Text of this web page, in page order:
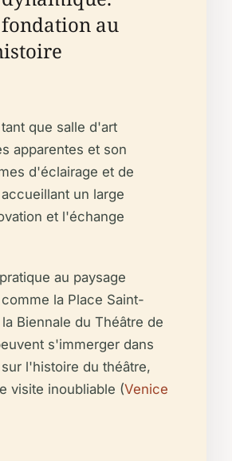
au
que salle d'art
apparentes et son
d'éclairage et de
un large
et l'échange
au paysage
la Place Saint-
Biennale du Théâtre de
s'immerger dans
l'histoire du théâtre,
visite inoubliable (Venice